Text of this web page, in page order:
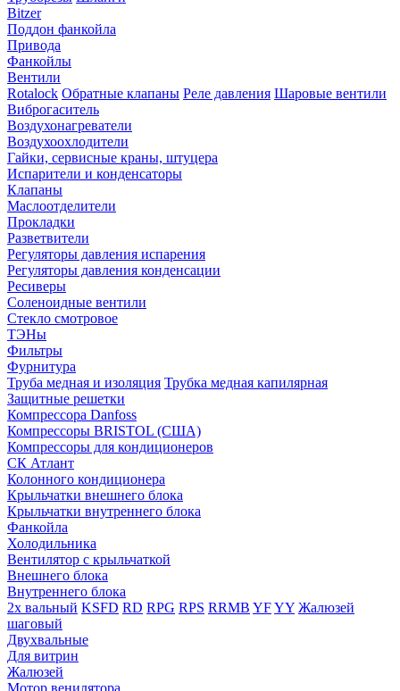
Bitzer
Поддон фанкойла
Привода
Фанкойлы
Вентили
Rotalock Обратные клапаны Реле давления Шаровые вентили
Виброгаситель
Воздухонагреватели
Воздухоохлодители
Гайки, сервисные краны, штуцера
Испарители и конденсаторы
Клапаны
Маслоотделители
Прокладки
Разветвители
Регуляторы давления испарения
Регуляторы давления конденсации
Ресиверы
Соленоидные вентили
Стекло смотровое
ТЭНы
Фильтры
Фурнитура
Труба медная и изоляция Трубка медная капилярная
Защитные решетки
Компрессора Danfoss
Компрессоры BRISTOL (США)
Компрессоры для кондиционеров
СК Атлант
Колонного кондиционера
Крыльчатки внешнего блока
Крыльчатки внутреннего блока
Фанкойла
Холодильника
Вентилятор с крыльчаткой
Внешнего блока
Внутреннего блока
2х вальный KSFD RD RPG RPS RRMB YFYY Жалюзей
шаговый
Двухвальные
Для витрин
Жалюзей
Мотор венилятора